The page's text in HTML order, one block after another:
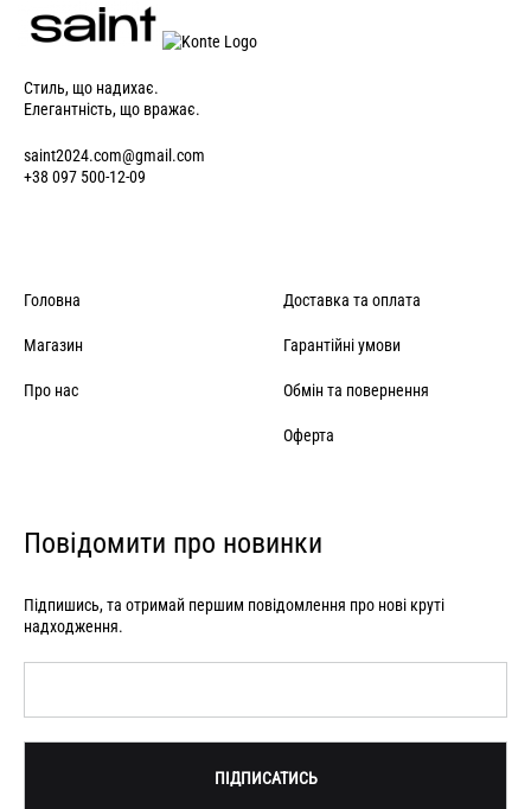
Стиль, що надихає.
Елегантність, що вражає.
saint2024.com@gmail.com
+38 097 500-12-09
Головна
Магазин
Про нас
Доставка та оплата
Гарантійні умови
Обмін та повернення
Оферта
Повідомити про новинки
Підпишись, та отримай першим повідомлення про нові круті
надходження.